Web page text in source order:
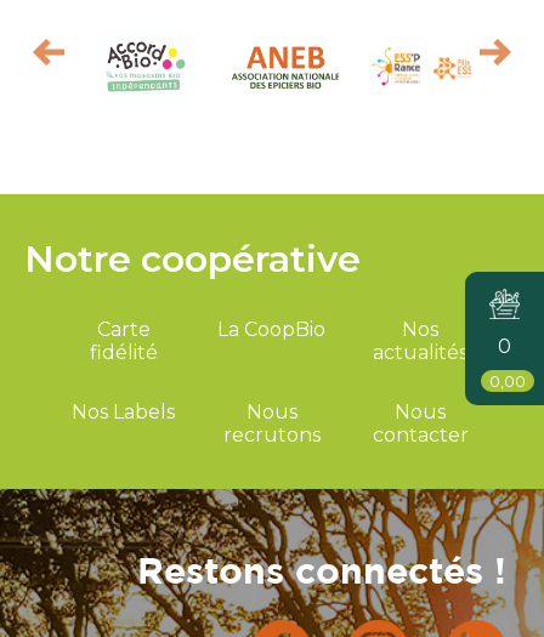
0
0,00
Restons connectés !
Notre coopérative
Carte
fidélité
La CoopBio
Nos
actualités
Nos Labels
Nous
recrutons
Nous
contacter